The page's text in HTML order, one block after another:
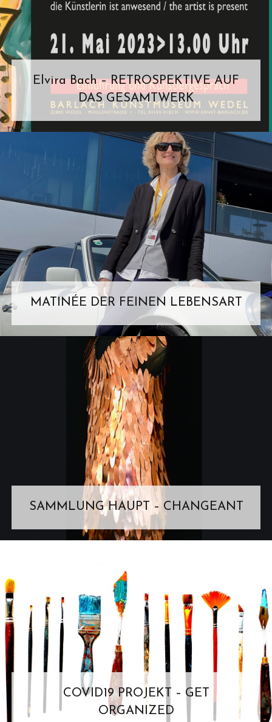
Elvira Bach – RETROSPEKTIVE AUF
DAS GESAMTWERK
MATINÉE DER FEINEN LEBENSART
SAMMLUNG HAUPT – CHANGEANT
COVID19 PROJEKT – GET
ORGANIZED